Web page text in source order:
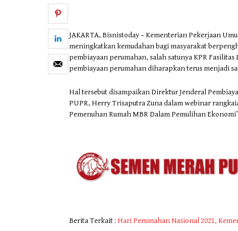
JAKARTA, Bisnistoday – Kementerian Pekerjaan
meningkatkan kemudahan bagi masyarakat
pembiayaan perumahan, salah satunya KPR
pembiayaan perumahan diharapkan terus menjadi
Hal tersebut disampaikan Direktur Jenderal
PUPR, Herry Trisaputra Zuna dalam webinar
Pemenuhan Rumah MBR Dalam Pemulihan
Berita Terkait : Hari Perumahan Nasional 2021,